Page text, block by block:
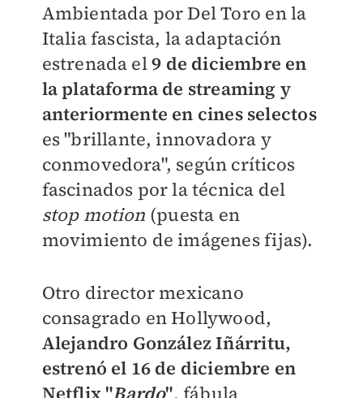
Ambientada por Del Toro en la
Italia fascista, la adaptación
estrenada el9 de diciembre en
la plataforma de streaming y
anteriormente en cines selectos
es "brillante, innovadora y
conmovedora", según críticos
fascinados por la técnica del
stop motion (puesta en
movimiento de imágenes fijas).
Otro director mexicano
consagrado en Hollywood,
Alejandro González Iñárritu,
estrenó el 16 de diciembre en